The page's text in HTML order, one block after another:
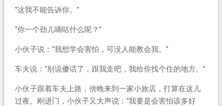
“这我不能告诉你。”
“你一个劲儿嘀咕什么呢？”
小伙子说：“我想学会害怕，可没人能教会我。”
车夫说：“别说傻话了，跟我走吧，我给你找个住的地方。”
小伙子跟着车夫上路，傍晚来到一家小旅店，打算在这儿
过夜。刚进门，小伙子又大声说：“我要是会害怕该多好